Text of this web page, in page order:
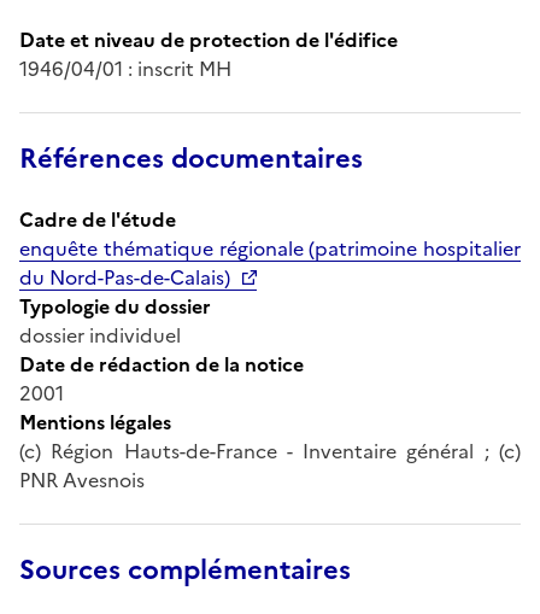
Date et niveau de protection de l'édifice
1946/04/01 : inscrit MH
Références documentaires
Cadre de l'étude
enquête thématique régionale (patrimoine hospitalier
du Nord-Pas-de-Calais)
Typologie du dossier
dossier individuel
Date de rédaction de la notice
2001
Mentions légales
(c) Région Hauts-de-France - Inventaire général ; (c)
PNR Avesnois
Sources complémentaires